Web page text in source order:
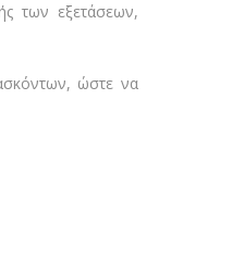
των εξετάσεων,
ώστε να